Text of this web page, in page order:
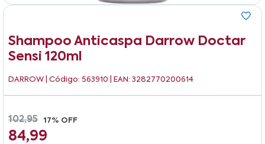
Shampoo Anticaspa Darrow Doctar
Sensi 120ml
DARROW | Código: 563910 | EAN: 3282770200614
102,95 17% OFF
84,99